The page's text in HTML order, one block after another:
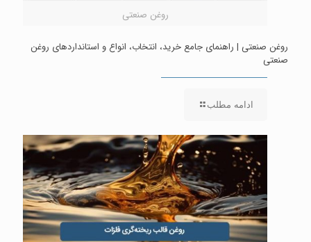
روغن صنعتی
روغن صنعتی | راهنمای جامع خرید، انتخاب، انواع و استانداردهای روغن
صنعتی
ادامه مطلب